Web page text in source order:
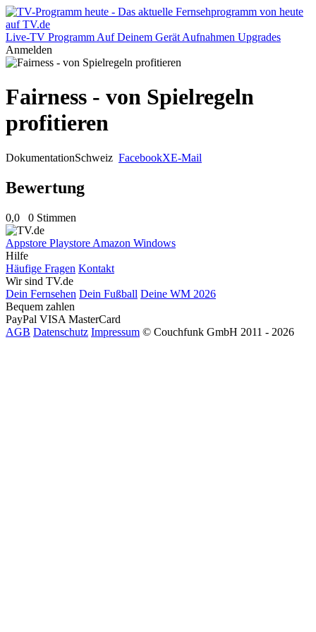
Live-TV Programm Auf Deinem Gerät Aufnahmen Upgrades
Anmelden
Fairness - von Spielregeln
profitieren
DokumentationSchweiz FacebookXE-Mail
Bewertung
0,0 0 Stimmen
Appstore Playstore Amazon Windows
Hilfe
Häufige Fragen Kontakt
Wir sind TV.de
Dein Fernsehen Dein Fußball Deine WM 2026
Bequem zahlen
PayPal VISA MasterCard
AGB Datenschutz Impressum © Couchfunk GmbH 2011 - 2026